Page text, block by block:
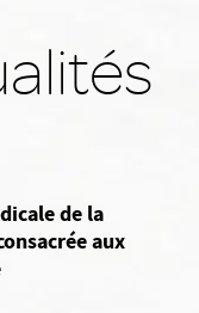
de la
aux